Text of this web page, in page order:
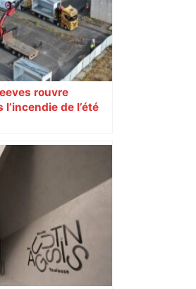
rouvre
de l’été